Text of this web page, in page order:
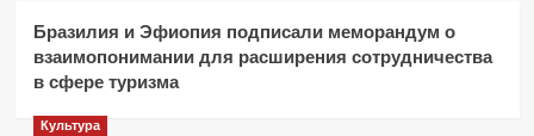
Бразилия и Эфиопия подписали меморандум о
взаимопонимании для расширения сотрудничества
в сфере туризма
Культура